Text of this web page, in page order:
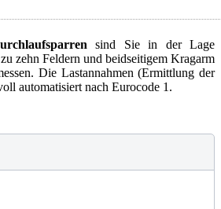
sind Sie in der Lage
zehn Feldern und beidseitigem Kragarm
Die Lastannahmen (Ermittlung der
automatisiert nach Eurocode 1.